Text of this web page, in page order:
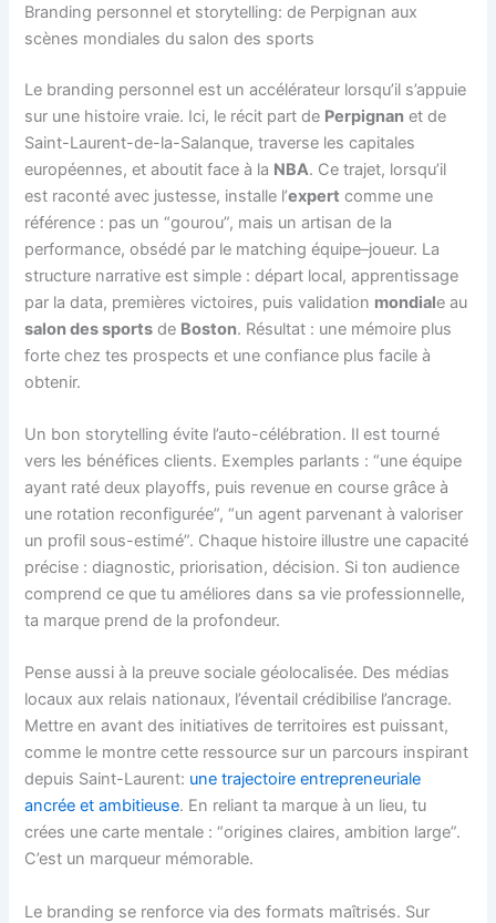
Branding personnel et storytelling: de Perpignan aux
scènes mondiales du salon des sports
Le branding personnel est un accélérateur lorsqu’il s’appuie
sur une histoire vraie. Ici, le récit part de Perpignan et de
Saint-Laurent-de-la-Salanque, traverse les capitales
européennes, et aboutit face à la NBA. Ce trajet, lorsqu’il
est raconté avec justesse, installe l’expert comme une
référence : pas un “gourou”, mais un artisan de la
performance, obsédé par le matching équipe–joueur. La
structure narrative est simple : départ local, apprentissage
par la data, premières victoires, puis validation mondiale au
salon des sports de Boston. Résultat : une mémoire plus
forte chez tes prospects et une confiance plus facile à
obtenir.
Un bon storytelling évite l’auto-célébration. Il est tourné
vers les bénéfices clients. Exemples parlants : “une équipe
ayant raté deux playoffs, puis revenue en course grâce à
une rotation reconfigurée”, “un agent parvenant à valoriser
un profil sous-estimé”. Chaque histoire illustre une capacité
précise : diagnostic, priorisation, décision. Si ton audience
comprend ce que tu améliores dans sa vie professionnelle,
ta marque prend de la profondeur.
Pense aussi à la preuve sociale géolocalisée. Des médias
locaux aux relais nationaux, l’éventail crédibilise l’ancrage.
Mettre en avant des initiatives de territoires est puissant,
comme le montre cette ressource sur un parcours inspirant
depuis Saint-Laurent: une trajectoire entrepreneuriale
ancrée et ambitieuse. En reliant ta marque à un lieu, tu
crées une carte mentale : “origines claires, ambition large”.
C’est un marqueur mémorable.
Le branding se renforce via des formats maîtrisés. Sur